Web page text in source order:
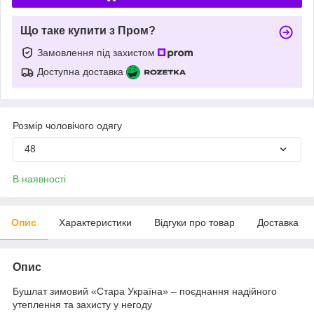
Що таке купити з Пром?
Замовлення під захистом
Доступна доставка
Розмір чоловічого одягу
48
В наявності
Опис Характеристики Відгуки про товар Доставка
Опис
Бушлат зимовий «Стара Україна» – поєднання надійного
утеплення та захисту у негоду